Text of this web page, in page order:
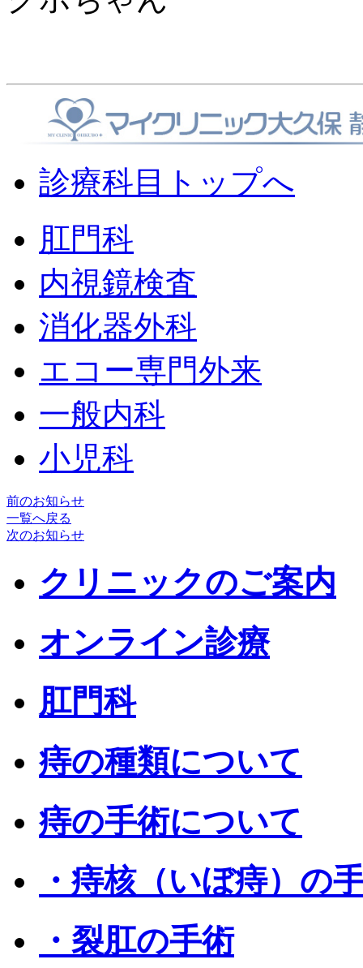
診療科目トップへ
肛門科
内視鏡検査
消化器外科
エコー専門外来
一般内科
小児科
前のお知らせ
一覧へ戻る
次のお知らせ
クリニックのご案内
オンライン診療
肛門科
痔の種類について
痔の手術について
・痔核（いぼ痔）の
・裂肛の手術